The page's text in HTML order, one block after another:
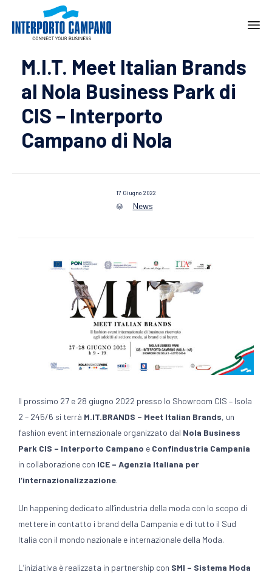
M.I.T. Meet Italian Brands
al Nola Business Park di
CIS – Interporto
Campano di Nola
17 Giugno 2022
 Category
News
Il prossimo 27 e 28 giugno 2022 presso lo Showroom CIS – Isola
2 – 245/6 si terrà M.IT.BRANDS – Meet Italian Brands, un
fashion event internazionale organizzato dal Nola Business
Park CIS – Interporto Campano e Confindustria Campania
in collaborazione con ICE – Agenzia Italiana per
l’internazionalizzazione.
Un happening dedicato all’industria della moda con lo scopo di
mettere in contatto i brand della Campania e di tutto il Sud
Italia con il mondo nazionale e internazionale della Moda.
L’iniziativa è realizzata in partnership con SMI – Sistema Moda